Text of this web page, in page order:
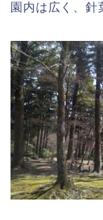
園内は広く、